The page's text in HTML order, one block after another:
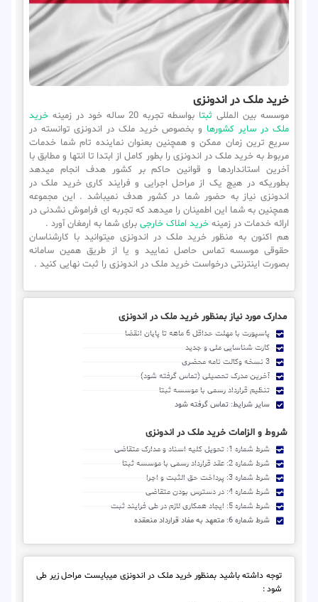
خرید ملک در اندونزی
موسسه بین المللی ثبتا بواسطه تجربه 20 ساله خود در زمینه
خرید
ملک در سایر کشورها و بخصوص خرید ملک در اندونزی توانسته در
سریع ترین زمان ممکن و همچنین بعنوان نماینده تام شما خدمات
مربوط به خرید ملک در اندونزی را بطور کامل از ابتدا تا انتها و مطابق با
آخرین استانداردها و قوانین حاکم بر کشور هدف انجام میدهد
بطوریکه در هیچ یک از مراحل اجرایی و فرایند کاری خرید ملک در
اندونزی نیاز به حضور شما در کشور هدف نمیباشد . این مجموعه
همچنین به شما این اطمینان را میدهد که تجربه ای فراموش نشدنی در
ارائه خدمات در زمینه خرید املاک خارجی برای شما به ارمغان آورد .
هم اکنون به منظور خرید ملک در اندونزی میتوانید با کارشناسان
حقوقی موسسه تماس حاصل نمایید و یا از طریق همین سامانه
بصورت اینترنتی درخواست خرید ملک در اندونزی را ثبت نهایی کنید .
مدارک مورد نیاز بمنظور خرید ملک در اندونزی
پاسپورت با مهلت حداقل 6 ماهه تا پایان انقضا
کارت شناسایی ملی و جدید
3 نسخه وکالت نامه محضری
آخرین مدرک تحصیلی (تماس گرفته شود)
تنظیم قرارداد رسمی با موسسه ثبتا
سایر شرایط: تماس گرفته شود
شروط و الزامات خرید ملک در اندونزی
شرط شماره 1: تحویل کلیه اسناد و مدارک متقاضی
شرط شماره 2: عقد قرارداد رسمی با موسسه ثبتا
شرط شماره 3: پرداخت حق الثبت و اجرا
شرط شماره 4: در دسترس بودن متقاضی
شرط شماره 5: ایجاد همکاری لازم در طی فرایند ثبت
شرط شماره 6: متعهد به مفاد قرارداد منعقده
توجه داشته باشید بمنظور خرید ملک در اندونزی میبایست مراحل زیر طی
شود :